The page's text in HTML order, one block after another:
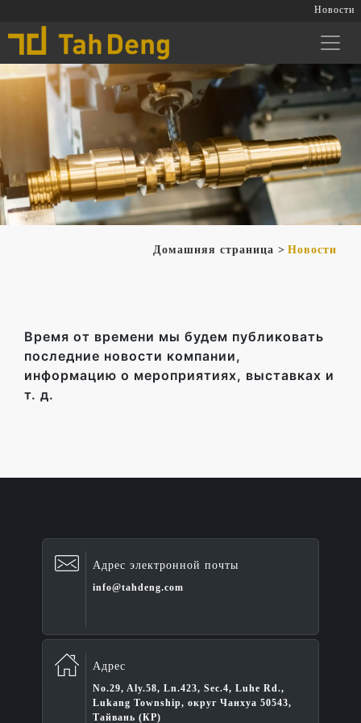
Новости
Домашняя страница Новости
Время от времени мы будем публиковать
последние новости компании,
информацию о мероприятиях, выставках и
т. д.
Адрес электронной почты
info@tahdeng.com
Адрес
No.29, Aly.58, Ln.423, Sec.4, Luhe Rd.,
Lukang Township, округ Чанхуа 50543,
Тайвань (КР)